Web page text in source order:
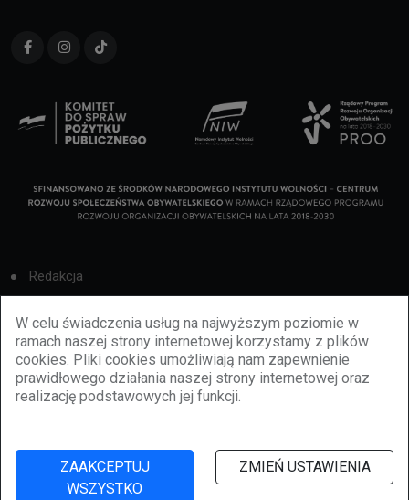
W celu świadczenia usług na najwyższym poziomie w
ramach naszej strony internetowej korzystamy z plików
cookies. Pliki cookies umożliwiają nam zapewnienie
prawidłowego działania naszej strony internetowej oraz
realizację podstawowych jej funkcji.
ZAAKCEPTUJ
WSZYSTKO
ZMIEŃ USTAWIENIA
Redakcja
Cookies
Reklama
BBiletomania